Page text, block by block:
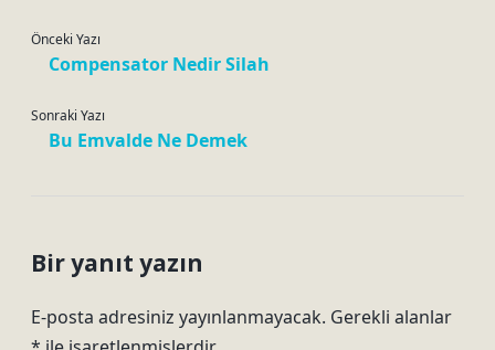
Önceki Yazı
Compensator Nedir Silah
Sonraki Yazı
Bu Emvalde Ne Demek
Bir yanıt yazın
E-posta adresiniz yayınlanmayacak. Gerekli alanlar